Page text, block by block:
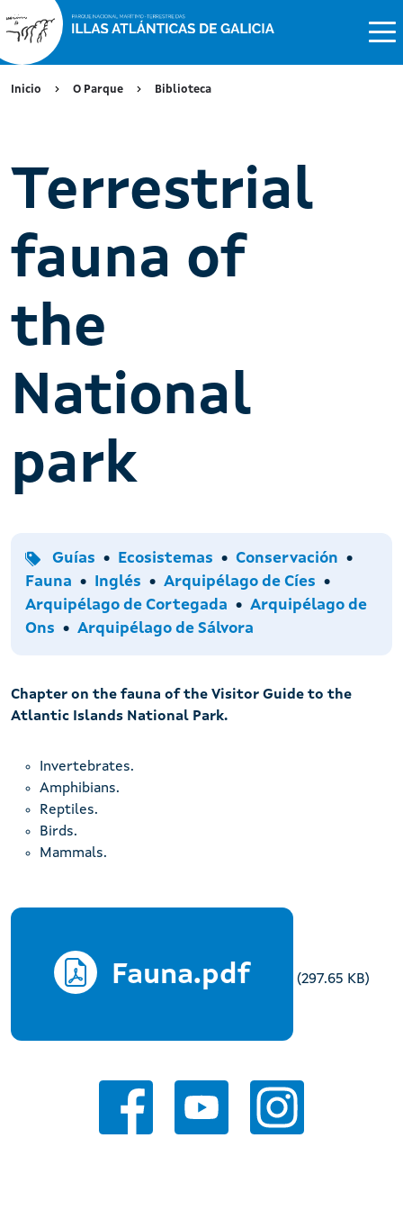
Inicio O Parque Biblioteca
Terrestrial
fauna of
the
National
park
Tipo
Guías Temas
Ecosistemas
Conservación
Fauna
Idiomas
Inglés Arquipélagos
Arquipélago de Cíes
Arquipélago de Cortegada
Arquipélago de
Ons
Arquipélago de Sálvora
Chapter on the fauna of the Visitor Guide to the
Atlantic Islands National Park.
Invertebrates.
Amphibians.
Reptiles.
Birds.
Mammals.
Fauna.pdf (297.65 KB)